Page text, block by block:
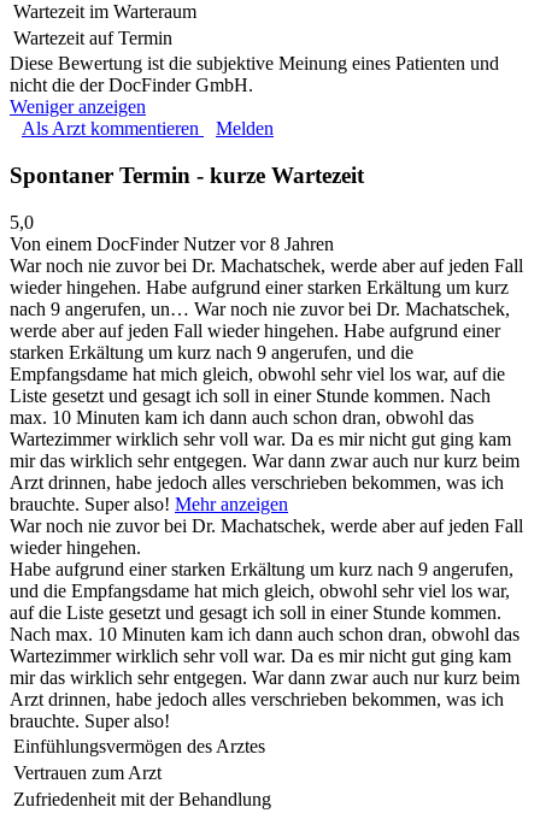
Wartezeit im Warteraum
Wartezeit auf Termin
Diese Bewertung ist die subjektive Meinung eines Patienten und
nicht die der DocFinder GmbH.
Weniger anzeigen
Als Arzt kommentieren
Melden
Spontaner Termin - kurze Wartezeit
5,0
Von einem DocFinder Nutzervor 8 Jahren
War noch nie zuvor bei Dr. Machatschek, werde aber auf jeden Fall
wieder hingehen. Habe aufgrund einer starken Erkältung um kurz
nach 9 angerufen, un… War noch nie zuvor bei Dr. Machatschek,
werde aber auf jeden Fall wieder hingehen. Habe aufgrund einer
starken Erkältung um kurz nach 9 angerufen, und die
Empfangsdame hat mich gleich, obwohl sehr viel los war, auf die
Liste gesetzt und gesagt ich soll in einer Stunde kommen. Nach
max. 10 Minuten kam ich dann auch schon dran, obwohl das
Wartezimmer wirklich sehr voll war. Da es mir nicht gut ging kam
mir das wirklich sehr entgegen. War dann zwar auch nur kurz beim
Arzt drinnen, habe jedoch alles verschrieben bekommen, was ich
brauchte. Super also! Mehr anzeigen
War noch nie zuvor bei Dr. Machatschek, werde aber auf jeden Fall
wieder hingehen.
Habe aufgrund einer starken Erkältung um kurz nach 9 angerufen,
und die Empfangsdame hat mich gleich, obwohl sehr viel los war,
auf die Liste gesetzt und gesagt ich soll in einer Stunde kommen.
Nach max. 10 Minuten kam ich dann auch schon dran, obwohl das
Wartezimmer wirklich sehr voll war. Da es mir nicht gut ging kam
mir das wirklich sehr entgegen. War dann zwar auch nur kurz beim
Arzt drinnen, habe jedoch alles verschrieben bekommen, was ich
brauchte. Super also!
Einfühlungsvermögen des Arztes
Vertrauen zum Arzt
Zufriedenheit mit der Behandlung